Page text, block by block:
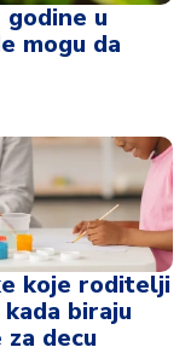
u
mogu da
koje roditelji
biraju
za decu